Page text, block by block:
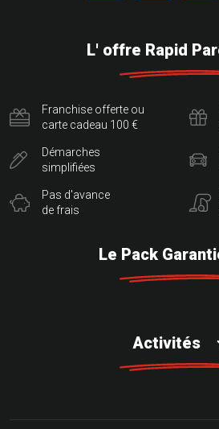
L' offre Rapid
Franchise offerte ou
carte cadeau 100 €
Démarches
simplifiées
Pas d'avance
de frais
Le Pack
Activités